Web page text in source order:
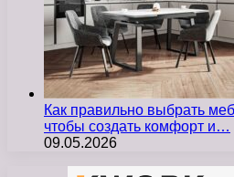
Как правильно выбрать
чтобы создать комфорт и…
09.05.2026